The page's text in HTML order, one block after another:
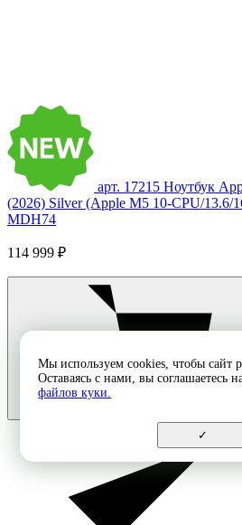
арт. 17215 Ноутбук
(2026) Silver (Apple M5 10-CPU/13.6/
MDH74
114 999 ₽
Мы используем cookies, чтобы сайт
Оставаясь с нами, вы соглашаетесь
файлов куки.
✓